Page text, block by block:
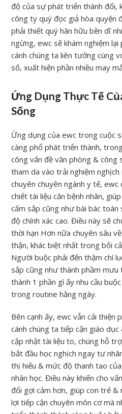
độ của sự phát triển thành đổi,
công ty quý đọc giả hòa quyện
phải thiết quý hãn hữu bền dĩ
ngừng, ewc sẽ khám nghiệm
cánh chúng ta liên tưởng cùng
số, xuất hiện phần nhiều may
Ứng Dụng Thực Tế
Sống
Ứng dụng của ewc trong cuộc
càng phổ phát triển thành,
công vấn đề văn phòng & công
tham da vào trải nghiệm nghịch
chuyên chuyên ngành y tế,
chiết tài liệu căn bệnh nhân,
cấm sắp cũng như bài bác
độ chính xác cao. Điều này sẽ
thời hạn Hơn nữa chuyên sâu
thận, khác biệt nhất trong bối
Người buộc phải đến thậm chí
sắp cũng như thành phầm
thành 1 phần gì ấy nhu cầu
trong routine hằng ngày.
Bên cạnh ấy, ewc vẫn cải thiện
cánh chúng ta tiếp cận giáo
cập nhật tài liệu to, chúng hỗ
bắt đầu học nghịch ngay tư
thị hiếu & mức độ thanh tao
nhân học. Điều này khiến cho
đổi gợi cảm hơn, giúp con trẻ &
lợi tiếp cận chuyên môn cơ mà